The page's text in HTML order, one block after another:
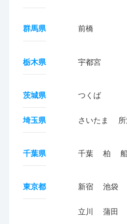
群馬県 前橋
栃木県 宇都宮
茨城県 つくば
埼玉県 さいたま
千葉県 千葉 柏
東京都 新宿 池袋
立川 蒲田